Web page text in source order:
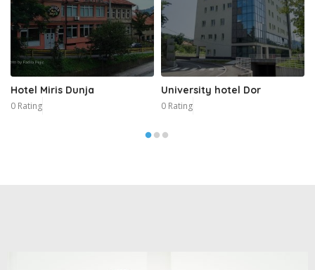
Hotel Miris Dunja
0 Rating
University hotel Dor
0 Rating